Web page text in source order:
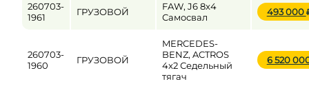
260703-
1961
ГРУЗОВОЙ
FAW, J6 8x4
Самосвал
493 000
260703-
1960
ГРУЗОВОЙ
MERCEDES-
BENZ, ACTROS
4x2 Седельный
тягач
6 520